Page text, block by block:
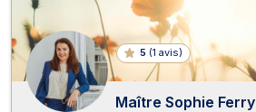
5 (1 avis)
Maître Sophie Ferry